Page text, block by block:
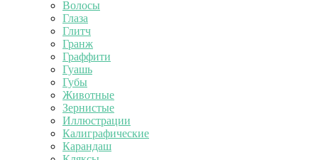
Волосы
Глаза
Глитч
Гранж
Граффити
Гуашь
Губы
Животные
Зернистые
Иллюстрации
Калиграфические
Карандаш